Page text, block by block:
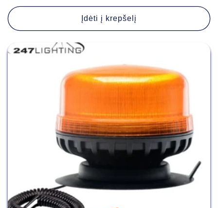
kaina
Įdėti į krepšelį